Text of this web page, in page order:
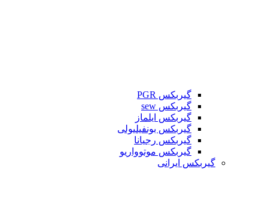
گیربکس PGR
گیربکس sew
گیربکس ایلماز
گیربکس بونفیلیولی
گیربکس رجیانا
گیربکس موتوواریو
گیربکس ایرانی